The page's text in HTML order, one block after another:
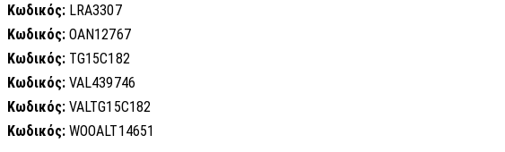
Κωδικός: LRA3307
Κωδικός: OAN12767
Κωδικός: TG15C182
Κωδικός: VAL439746
Κωδικός: VALTG15C182
Κωδικός: WOOALT14651